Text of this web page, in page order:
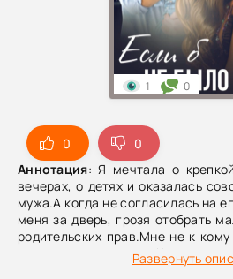
0
0
Аннотация: Я мечтала о
вечерах, о детях и оказалась
мужа.А когда не согласилась на
меня за дверь, грозя отобрать
родительских прав.Мне не к
кого просить защиты. Кроме
случайно спас от
Развернуть
1 0